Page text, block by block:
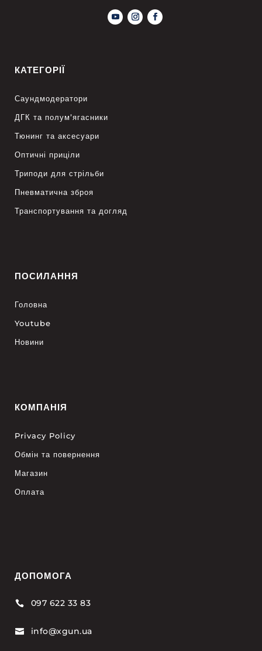
КАТЕГОРІЇ
Саундмодератори
ДГК та полум’ягасники
Тюнинг та аксесуари
Оптичні приціли
Триподи для стрільби
Пневматична зброя
Транспортування та догляд
ПОСИЛАННЯ
Головна
Youtube
Новини
КОМПАНІЯ
Privacy Policy
Обмін та повернення
Магазин
Оплата
ДОПОМОГА
 097 622 33 83
 info@xgun.ua